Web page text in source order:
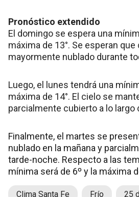
Pronóstico extendido
El domingo se espera una
máxima de 13°. Se esperan
mayormente nublado durante
Luego, el lunes tendrá una
máxima de 14°. El cielo se
parcialmente cubierto a lo largo
Finalmente, el martes se
nublado en la mañana y
tarde-noche. Respecto a las
mínima será de 6º y la máxima
Clima Santa Fe Frío 25